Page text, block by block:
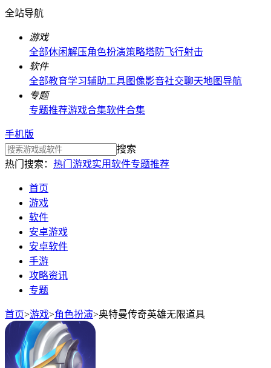
全站导航
游戏
全部休闲解压角色扮演策略塔防飞行射击
软件
全部教育学习辅助工具图像影音社交聊天地图导航
专题
专题推荐游戏合集软件合集
手机版
搜索
热门搜索： 热门游戏实用软件专题推荐
首页
游戏
软件
安卓游戏
安卓软件
手游
攻略资讯
专题
首页>游戏>角色扮演>奥特曼传奇英雄无限道具